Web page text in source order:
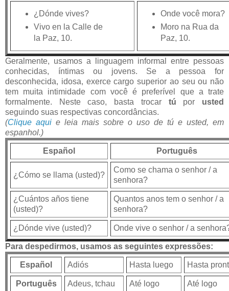
¿Dónde vives?
Vivo en la Calle de
la Paz, 10.
Onde você mora?
Moro na Rua da
Paz, 10.
Geralmente, usamos a linguagem informal entre pessoas
conhecidas, íntimas ou jovens. Se a pessoa for
desconhecida, idosa, exerce cargo superior ao seu ou não
tem muita intimidade com você é preferível que a trate
formalmente. Neste caso, basta trocar tú por usted
seguindo suas respectivas concordâncias.
(Clique aqui e leia mais sobre o uso de tú e usted, em
espanhol.)
Español Português
¿Cómo se llama (usted)?
Como se chama o senhor / a
senhora?
¿Cuántos años tiene
(usted)?
Quantos anos tem o senhor / a
senhora?
¿Dónde vive (usted)? Onde vive o senhor / a
Para despedirmos, usamos as seguintes expressões:
Español Adiós Hasta luego Hasta
Português Adeus, tchau Até logo Até logo